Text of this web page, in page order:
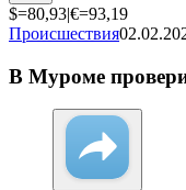
$=80,93|€=93,19
Происшествия
В Муроме